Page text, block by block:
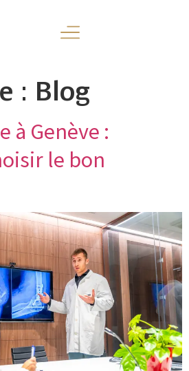
: Blog
à Genève :
le bon